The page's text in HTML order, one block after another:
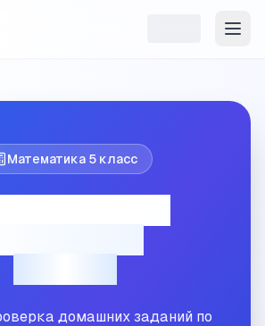
Математика 5 класс
домашних заданий по